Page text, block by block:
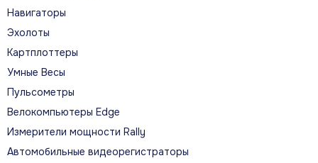
Навигаторы
Эхолоты
Картплоттеры
Умные Весы
Пульсометры
Велокомпьютеры Edge
Измерители мощности Rally
Автомобильные видеорегистраторы